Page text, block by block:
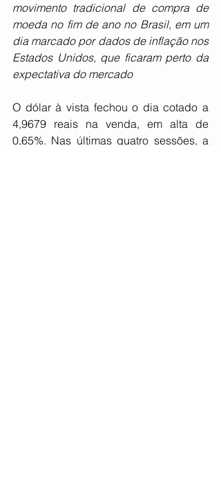
movimento tradicional de compra de
moeda no fim de ano no Brasil, em um
dia marcado por dados de inflação nos
Estados Unidos, que ficaram perto da
expectativa do mercado
O dólar à vista fechou o dia cotado a
4,9679 reais na venda, em alta de
0,65%. Nas últimas quatro sessões, a